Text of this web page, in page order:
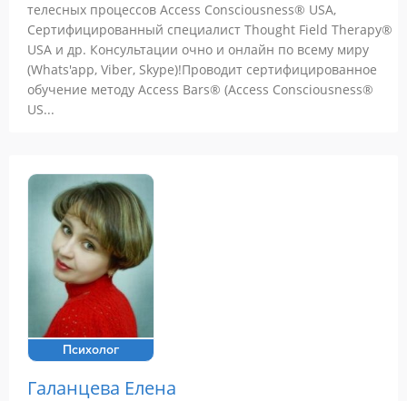
телесных процессов Access Consciousness® USA,
Сертифицированный специалист Thought Field Therapy®
USA и др. Консультации очно и онлайн по всему миру
(Whats'app, Viber, Skype)!Проводит сертифицированное
обучение методу Access Bars® (Access Consciousness®
US...
Психолог
Галанцева Елена